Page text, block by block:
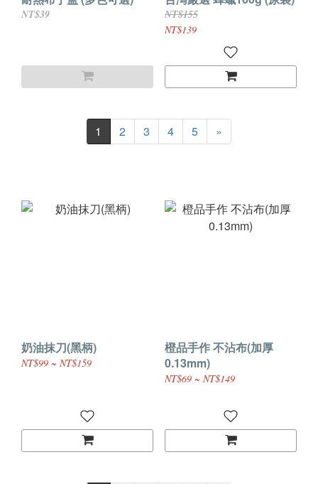
NT$39 NT$155
NT$139
1 2 3 4 5 »
奶油抹刀(黑柄)
NT$99 ~ NT$159
橙品手作 不沾布(加厚
0.13mm)
NT$69 ~ NT$149